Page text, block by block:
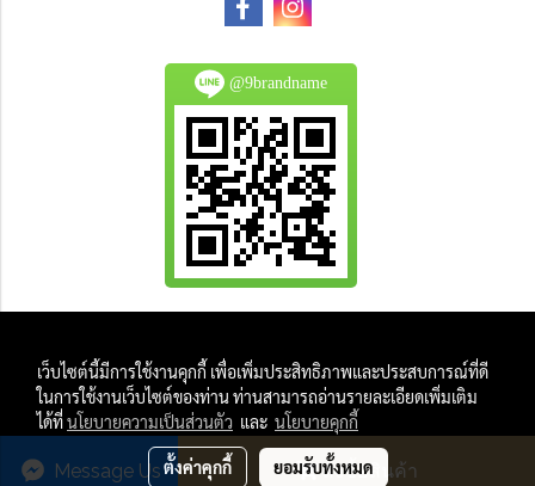
สั่งซื้อสินค้า
Message Us
@9brandname
And
All Photo in this website were taken by
9Brandname's Team.
เว็บไซต์นี้มีการใช้งานคุกกี้ เพื่อเพิ่มประสิทธิภาพและประสบการณ์ที่ดี
ในการใช้งานเว็บไซต์ของท่าน ท่านสามารถอ่านรายละเอียดเพิ่มเติม
ได้ที่นโยบายความเป็นส่วนตัว และ นโยบายคุกกี้
ตั้งค่าคุกกี้ ยอมรับทั้งหมด